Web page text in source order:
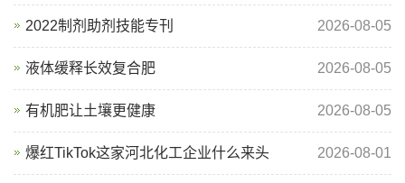
2022制剂助剂技能专刊 2026-08-05
液体缓释长效复合肥 2026-08-05
有机肥让土壤更健康 2026-08-05
爆红TikTok这家河北化工企业什么来头 2026-08-01